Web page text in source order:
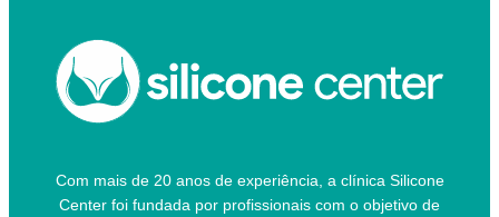
Com mais de 20 anos de experiência, a clínica Silicone
Center foi fundada por profissionais com o objetivo de